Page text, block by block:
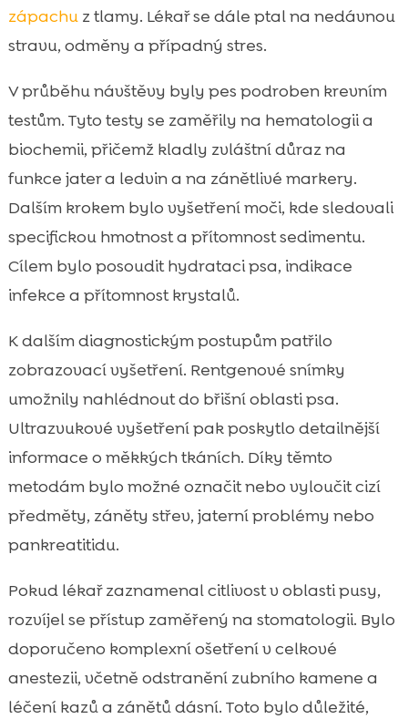
zápachuz tlamy. Lékař se dále ptal na nedávnou
stravu, odměny a případný stres.
V průběhu návštěvy byly pes podroben krevním
testům. Tyto testy se zaměřily na hematologii a
biochemii, přičemž kladly zvláštní důraz na
funkce jater a ledvin a na zánětlivé markery.
Dalším krokem bylo vyšetření moči, kde sledovali
specifickou hmotnost a přítomnost sedimentu.
Cílem bylo posoudit hydrataci psa, indikace
infekce a přítomnost krystalů.
K dalším diagnostickým postupům patřilo
zobrazovací vyšetření. Rentgenové snímky
umožnily nahlédnout do břišní oblasti psa.
Ultrazvukové vyšetření pak poskytlo detailnější
informace o měkkých tkáních. Díky těmto
metodám bylo možné označit nebo vyloučit cizí
předměty, záněty střev, jaterní problémy nebo
pankreatitidu.
Pokud lékař zaznamenal citlivost v oblasti pusy,
rozvíjel se přístup zaměřený na stomatologii. Bylo
doporučeno komplexní ošetření v celkové
anestezii, včetně odstranění zubního kamene a
léčení kazů a zánětů dásní. Toto bylo důležité,